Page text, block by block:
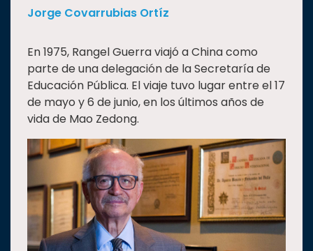
Jorge Covarrubias Ortíz
En 1975, Rangel Guerra viajó a China como
parte de una delegación de la Secretaría de
Educación Pública. El viaje tuvo lugar entre el 17
de mayo y 6 de junio, en los últimos años de
vida de Mao Zedong.